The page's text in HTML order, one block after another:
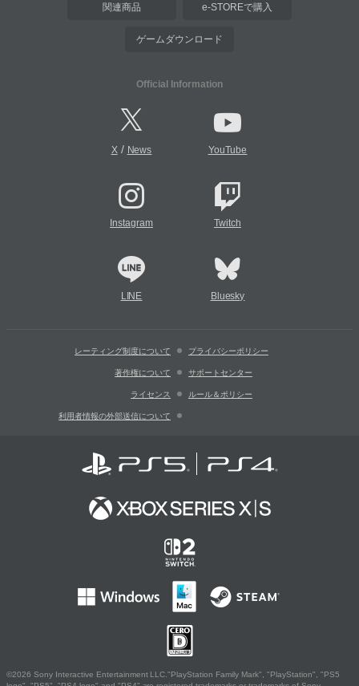
関連商品 e-STOREで購入
ゲームダウンロード
Official Information
X/ News YouTube
Instagram Twitch
LINE Bluesky
レーティング制度について プライバシーポリシー
著作権について サポートセンター
ライセンス ルール＆ポリシー
利用者情報の外部送信について
©2026 Sony Interactive Entertainment LLC."PlayStation Family Mark", "PlayStation", "PS5